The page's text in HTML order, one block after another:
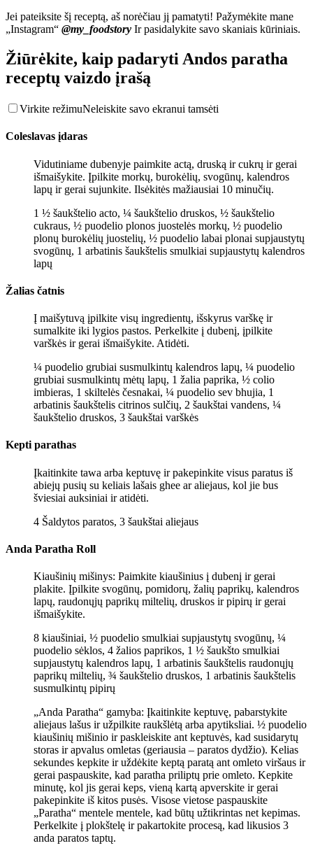
Jei pateiksite šį receptą, aš norėčiau jį pamatyti! Pažymėkite mane
„Instagram“ @my_foodstory Ir pasidalykite savo skaniais kūriniais.
Žiūrėkite, kaip padaryti Andos paratha
receptų vaizdo įrašą
Virkite režimuNeleiskite savo ekranui tamsėti
Coleslavas įdaras
Vidutiniame dubenyje paimkite actą, druską ir cukrų ir gerai
išmaišykite. Įpilkite morkų, burokėlių, svogūnų, kalendros
lapų ir gerai sujunkite. Ilsėkitės mažiausiai 10 minučių.
1 ½ šaukštelio acto, ¼ šaukštelio druskos, ½ šaukštelio
cukraus, ½ puodelio plonos juostelės morkų, ½ puodelio
plonų burokėlių juostelių, ½ puodelio labai plonai supjaustytų
svogūnų, 1 arbatinis šaukštelis smulkiai supjaustytų kalendros
lapų
Žalias čatnis
Į maišytuvą įpilkite visų ingredientų, išskyrus varškę ir
sumalkite iki lygios pastos. Perkelkite į dubenį, įpilkite
varškės ir gerai išmaišykite. Atidėti.
¼ puodelio grubiai susmulkintų kalendros lapų, ¼ puodelio
grubiai susmulkintų mėtų lapų, 1 žalia paprika, ½ colio
imbieras, 1 skiltelės česnakai, ¼ puodelio sev bhujia, 1
arbatinis šaukštelis citrinos sulčių, 2 šaukštai vandens, ¼
šaukštelio druskos, 3 šaukštai varškės
Kepti parathas
Įkaitinkite tawa arba keptuvę ir pakepinkite visus paratus iš
abiejų pusių su keliais lašais ghee ar aliejaus, kol jie bus
šviesiai auksiniai ir atidėti.
4 Šaldytos paratos, 3 šaukštai aliejaus
Anda Paratha Roll
Kiaušinių mišinys: Paimkite kiaušinius į dubenį ir gerai
plakite. Įpilkite svogūnų, pomidorų, žalių paprikų, kalendros
lapų, raudonųjų paprikų miltelių, druskos ir pipirų ir gerai
išmaišykite.
8 kiaušiniai, ½ puodelio smulkiai supjaustytų svogūnų, ¼
puodelio sėklos, 4 žalios paprikos, 1 ½ šaukšto smulkiai
supjaustytų kalendros lapų, 1 arbatinis šaukštelis raudonųjų
paprikų miltelių, ¾ šaukštelio druskos, 1 arbatinis šaukštelis
susmulkintų pipirų
„Anda Paratha“ gamyba: Įkaitinkite keptuvę, pabarstykite
aliejaus lašus ir užpilkite raukšlėtą arba apytiksliai. ½ puodelio
kiaušinių mišinio ir paskleiskite ant keptuvės, kad susidarytų
storas ir apvalus omletas (geriausia – paratos dydžio). Kelias
sekundes kepkite ir uždėkite keptą paratą ant omleto viršaus ir
gerai paspauskite, kad paratha priliptų prie omleto. Kepkite
minutę, kol jis gerai keps, vieną kartą apverskite ir gerai
pakepinkite iš kitos pusės. Visose vietose paspauskite
„Paratha“ mentele mentele, kad būtų užtikrintas net kepimas.
Perkelkite į plokštelę ir pakartokite procesą, kad likusios 3
anda paratos taptų.